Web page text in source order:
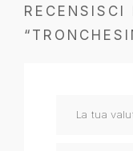
RECENSISCI
La tua